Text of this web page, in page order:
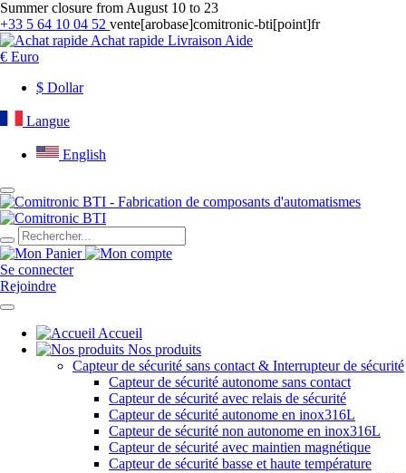
Summer closure from August 10 to 23
+33 5 64 10 04 52 vente[arobase]comitronic-bti[point]fr
Achat rapide Livraison Aide
€ Euro
$ Dollar
Langue
English
Se connecter
Rejoindre
Accueil
Nos produits
Capteur de sécurité sans contact & Interrupteur de sécurité
Capteur de sécurité autonome sans contact
Capteur de sécurité avec relais de sécurité
Capteur de sécurité autonome en inox316L
Capteur de sécurité non autonome en inox316L
Capteur de sécurité avec maintien magnétique
Capteur de sécurité basse et haute température